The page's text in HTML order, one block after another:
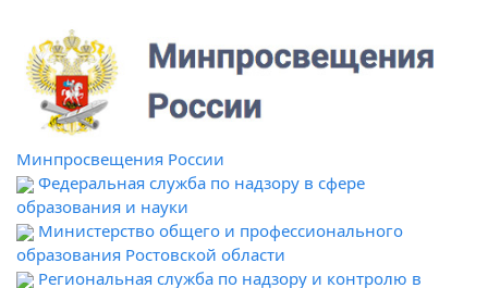
Минпросвещения России
Федеральная служба по надзору в сфере
образования и науки
Министерство общего и профессионального
образования Ростовской области
Региональная служба по надзору и контролю в